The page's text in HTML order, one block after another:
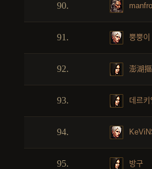
90.
91. 뿡뿡이
92. 澎湖
93. 데르키
94.
95. 방구